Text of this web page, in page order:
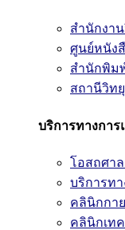
สำนักงา
ศูนย์หนัง
สำนักพิม
สถานีวิท
บริการทางการ
โอสถศา
บริการท
คลินิกกา
คลินิกเท